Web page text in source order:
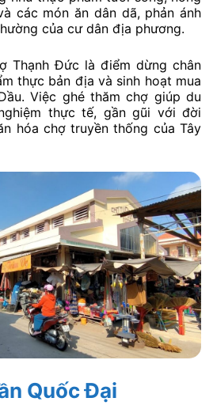
các món ăn dân dã, phản ánh
của cư dân địa phương.
Thạnh Đức là điểm dừng chân
thực bản địa và sinh hoạt mua
Việc ghé thăm chợ giúp du
thực tế, gần gũi với đời
hóa chợ truyền thống của Tây
Quốc Đại